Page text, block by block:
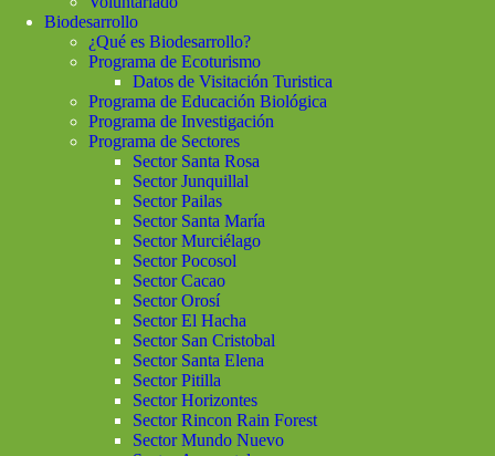
Biodesarrollo
¿Qué es Biodesarrollo?
Programa de Ecoturismo
Datos de Visitación Turistica
Programa de Educación Biológica
Programa de Investigación
Programa de Sectores
Sector Santa Rosa
Sector Junquillal
Sector Pailas
Sector Santa María
Sector Murciélago
Sector Pocosol
Sector Cacao
Sector Orosí
Sector El Hacha
Sector San Cristobal
Sector Santa Elena
Sector Pitilla
Sector Horizontes
Sector Rincon Rain Forest
Sector Mundo Nuevo